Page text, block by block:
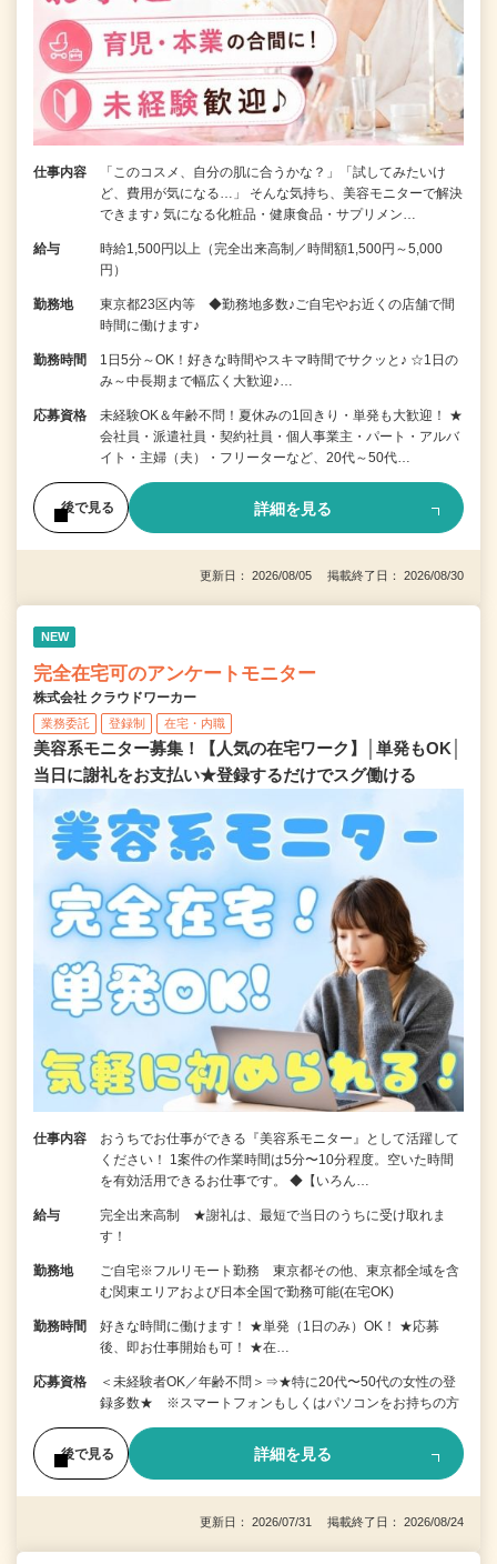
仕事内容
「このコスメ、自分の肌に合うかな？」「試してみたいけ
ど、費用が気になる…」 そんな気持ち、美容モニターで解決
できます♪ 気になる化粧品・健康食品・サプリメン…
給与
時給1,500円以上（完全出来高制／時間額1,500円～5,000
円）
勤務地
東京都23区内等 ◆勤務地多数♪ご自宅やお近くの店舗で間
時間に働けます♪
勤務時間
1日5分～OK！好きな時間やスキマ時間でサクッと♪ ☆1日の
み～中長期まで幅広く大歓迎♪…
応募資格
未経験OK＆年齢不問！夏休みの1回きり・単発も大歓迎！ ★
会社員・派遣社員・契約社員・個人事業主・パート・アルバ
イト・主婦（夫）・フリーターなど、20代～50代…
後で見る 詳細を見る
更新日： 2026/08/05 掲載終了日： 2026/08/30
NEW
完全在宅可のアンケートモニター
株式会社 クラウドワーカー
業務委託 登録制 在宅・内職
美容系モニター募集！【人気の在宅ワーク】│単発もOK│
当日に謝礼をお支払い★登録するだけでスグ働ける
仕事内容
おうちでお仕事ができる『美容系モニター』として活躍して
ください！ 1案件の作業時間は5分〜10分程度。空いた時間
を有効活用できるお仕事です。 ◆【いろん…
給与
完全出来高制 ★謝礼は、最短で当日のうちに受け取れま
す！
勤務地
ご自宅※フルリモート勤務 東京都その他、東京都全域を含
む関東エリアおよび日本全国で勤務可能(在宅OK)
勤務時間
好きな時間に働けます！ ★単発（1日のみ）OK！ ★応募
後、即お仕事開始も可！ ★在…
応募資格
＜未経験者OK／年齢不問＞⇒★特に20代〜50代の女性の登
録多数★ ※スマートフォンもしくはパソコンをお持ちの方
後で見る 詳細を見る
更新日： 2026/07/31 掲載終了日： 2026/08/24